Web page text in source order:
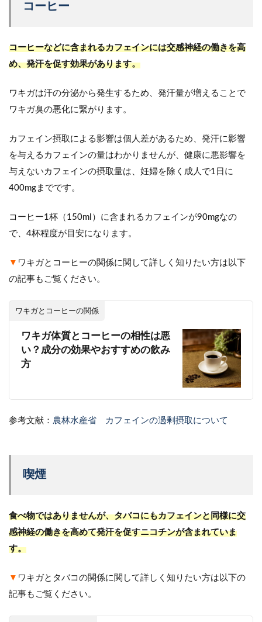
コーヒー
コーヒーなどに含まれるカフェインには交感神経の働きを高
め、発汗を促す効果があります。
ワキガは汗の分泌から発生するため、発汗量が増えることで
ワキガ臭の悪化に繋がります。
カフェイン摂取による影響は個人差があるため、発汗に影響
を与えるカフェインの量はわかりませんが、健康に悪影響を
与えないカフェインの摂取量は、妊婦を除く成人で1日に
400mgまでです。
コーヒー1杯（150ml）に含まれるカフェインが90mgなの
で、4杯程度が目安になります。
▼ ワキガとコーヒーの関係に関して詳しく知りたい方は以下
の記事もご覧ください。
ワキガとコーヒーの関係
ワキガ体質とコーヒーの相性は悪
い？成分の効果やおすすめの飲み
方
参考文献： 農林水産省 カフェインの過剰摂取について
喫煙
食べ物ではありませんが、タバコにもカフェインと同様に交
感神経の働きを高めて発汗を促すニコチンが含まれていま
す。
▼ ワキガとタバコの関係に関して詳しく知りたい方は以下の
記事もご覧ください。